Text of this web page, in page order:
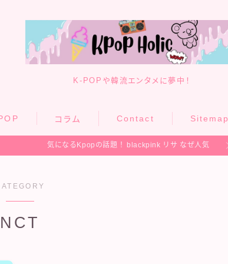
K-POPや韓流エンタメに夢中！
コラム Contact Sitemap
気になるKpopの話題！ blackpink リサ なぜ人気
NCT